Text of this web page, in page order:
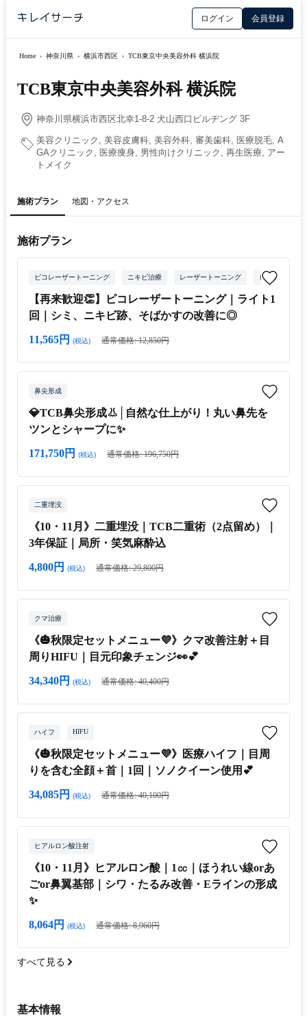
ログイン 会員登録
Home › 神奈川県 › 横浜市西区 › TCB東京中央美容外科 横浜院
TCB東京中央美容外科 横浜院
神奈川県横浜市西区北幸1-8-2 犬山西口ビルヂング 3F
美容クリニック, 美容皮膚科, 美容外科, 審美歯科, 医療脱毛, A
GAクリニック, 医療痩身, 男性向けクリニック, 再生医療, アー
トメイク
施術プラン 地図・アクセス
施術プラン
ピコレーザートーニング ニキビ治療 レーザートーニング ピコスポット
【再来歓迎👏】ピコレーザートーニング｜ライト1
回｜シミ、ニキビ跡、そばかすの改善に◎
11,565円 (税込) 通常価格: 12,850円
鼻尖形成
💎TCB鼻尖形成👃│自然な仕上がり！丸い鼻先を
ツンとシャープに✨
171,750円 (税込) 通常価格: 196,750円
二重埋没
《10・11月》二重埋没｜TCB二重術（2点留め）｜
3年保証｜局所・笑気麻酔込
4,800円 (税込) 通常価格: 29,800円
クマ治療
《🎃秋限定セットメニュー💜》クマ改善注射＋目
周りHIFU｜目元印象チェンジ👀💕
34,340円 (税込) 通常価格: 40,400円
ハイフ HIFU
《🎃秋限定セットメニュー💜》医療ハイフ｜目周
りを含む全顔＋首｜1回｜ソノクイーン使用💕
34,085円 (税込) 通常価格: 40,100円
ヒアルロン酸注射
《10・11月》ヒアルロン酸｜1㏄｜ほうれい線orあ
ごor鼻翼基部｜シワ・たるみ改善・Eラインの形成
✨
8,064円 (税込) 通常価格: 8,960円
すべて見る
基本情報